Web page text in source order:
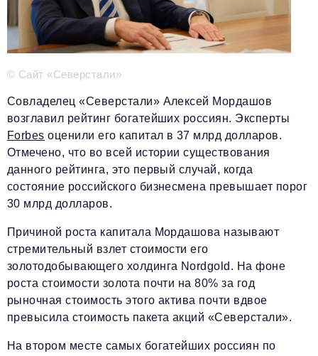
Информационный отдел
info@business-magazine.online
Отдел рекламы
Отдел распространения/редакционная подписка
podpiska@business-magazine.online
Отдел по работе с партнерами
partner@business-magazine.online
© Сайт «Северстали»
Совладелец «Северстали» Алексей Мордашов
возглавил рейтинг богатейших россиян. Эксперты
Forbes оценили его капитал в 37 млрд долларов.
Отмечено, что во всей истории существования
данного рейтинга, это первый случай, когда
состояние российского бизнесмена превышает порог
30 млрд долларов.
Причиной роста капитала Мордашова называют
стремительный взлет стоимости его
золотодобывающего холдинга Nordgold. На фоне
роста стоимости золота почти на 80% за год
рыночная стоимость этого актива почти вдвое
превысила стоимость пакета акций «Северстали».
На втором месте самых богатейших россиян по